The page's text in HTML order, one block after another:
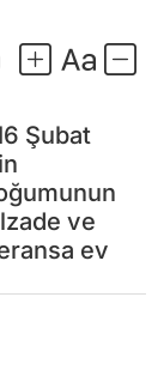
Şubat
ve
ev